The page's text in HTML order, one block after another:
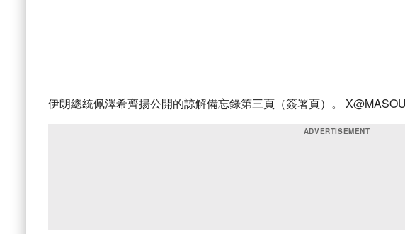
伊朗總統佩澤希齊揚公開的諒解備忘錄第三頁（簽署頁）。